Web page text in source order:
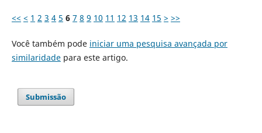
<< < 1 2 3 4 5 6 7 8 9 10 11 12 13 14 15 > >>
Você também pode iniciar uma pesquisa avançada por
similaridadepara este artigo.
Submissão